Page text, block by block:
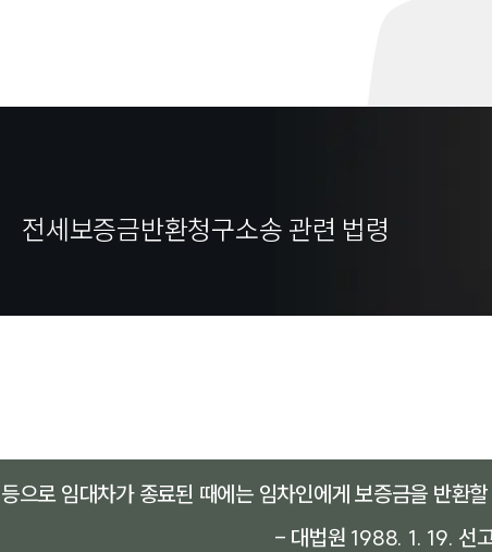
전세보증금반환청구소송 관련 법령
으로 임대차가 종료된 때에는 임차인에게 보증금을 반환
- 대법원 1988. 1. 19. 선